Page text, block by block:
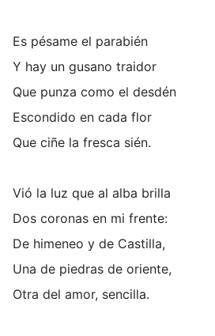
Es pésame el parabién
Y hay un gusano traidor
Que punza como el desdén
Escondido en cada flor
Que ciñe la fresca sién.
Vió la luz que al alba brilla
Dos coronas en mi frente:
De himeneo y de Castilla,
Una de piedras de oriente,
Otra del amor, sencilla.